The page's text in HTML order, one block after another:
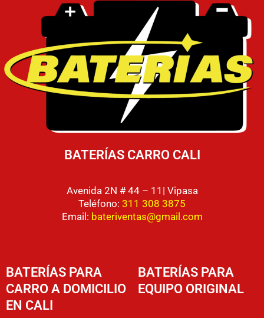
BATERÍAS CARRO CALI
Avenida 2N # 44 – 11| Vipasa
Teléfono: 311 308 3875
Email: bateriventas@gmail.com
BATERÍAS PARA
CARRO A DOMICILIO
EN CALI
BATERÍAS PARA
EQUIPO ORIGINAL